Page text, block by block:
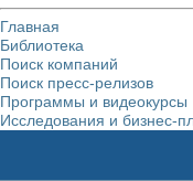
Главная
Библиотека
Поиск компаний
Поиск пресс-релизов
Программы и видеокурсы
Исследования и бизнес-